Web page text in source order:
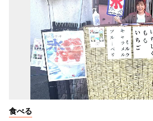
食べる